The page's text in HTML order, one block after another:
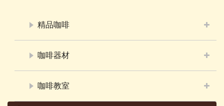
精品咖啡
咖啡器材
咖啡教室